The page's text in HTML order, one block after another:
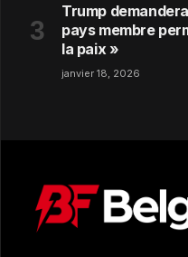
Trump
pays membre
la paix »
janvier 18, 2026